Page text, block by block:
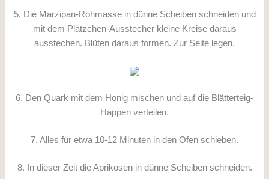
5. Die Marzipan-Rohmasse in dünne Scheiben schneiden und
mit dem Plätzchen-Ausstecher kleine Kreise daraus
ausstechen. Blüten daraus formen. Zur Seite legen.
6. Den Quark mit dem Honig mischen und auf die Blätterteig-
Happen verteilen.
7. Alles für etwa 10-12 Minuten in den Ofen schieben.
8. In dieser Zeit die Aprikosen in dünne Scheiben schneiden.